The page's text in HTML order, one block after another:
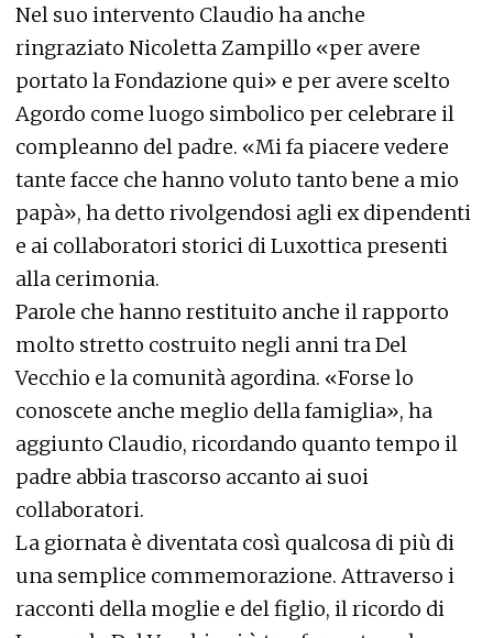
Nel suo intervento Claudio ha anche
ringraziato Nicoletta Zampillo «per avere
portato la Fondazione qui» e per avere scelto
Agordo come luogo simbolico per celebrare il
compleanno del padre. «Mi fa piacere vedere
tante facce che hanno voluto tanto bene a mio
papà», ha detto rivolgendosi agli ex dipendenti
e ai collaboratori storici di Luxottica presenti
alla cerimonia.
Parole che hanno restituito anche il rapporto
molto stretto costruito negli anni tra Del
Vecchio e la comunità agordina. «Forse lo
conoscete anche meglio della famiglia», ha
aggiunto Claudio, ricordando quanto tempo il
padre abbia trascorso accanto ai suoi
collaboratori.
La giornata è diventata così qualcosa di più di
una semplice commemorazione. Attraverso i
racconti della moglie e del figlio, il ricordo di